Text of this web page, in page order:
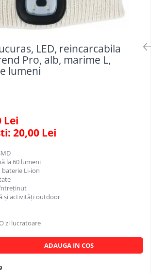
accesorii
gard
pentru
pentru
LED, reincarcabila
Pro, alb, marime L,
lumeni
Lei
20,00 Lei
la 60 lumeni
baterie Li-ion
și activități outdoor
zi lucratoare
ADAUGA IN COS